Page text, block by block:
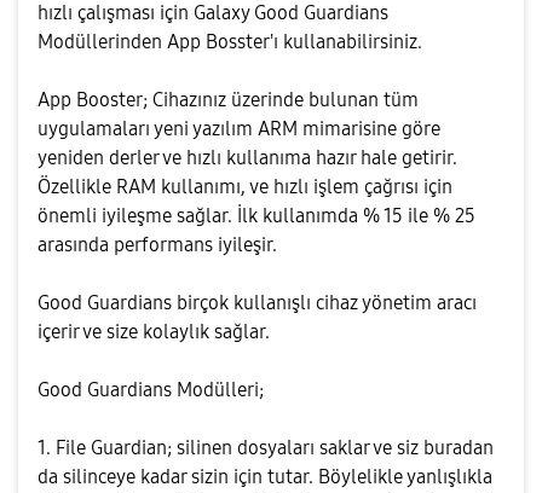
hızlı çalışması için Galaxy Good Guardians
Modüllerinden App Bosster'ı kullanabilirsiniz.
App Booster; Cihazınız üzerinde bulunan tüm
uygulamaları yeni yazılım ARM mimarisine göre
yeniden derler ve hızlı kullanıma hazır hale getirir.
Özellikle RAM kullanımı, ve hızlı işlem çağrısı için
önemli iyileşme sağlar. İlk kullanımda % 15 ile % 25
arasında performans iyileşir.
Good Guardians birçok kullanışlı cihaz yönetim aracı
içerir ve size kolaylık sağlar.
Good Guardians Modülleri;
1. File Guardian; silinen dosyaları saklar ve siz buradan
da silinceye kadar sizin için tutar. Böylelikle yanlışlıkla